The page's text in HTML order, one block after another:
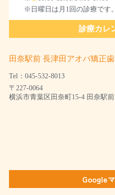
※日曜日は月1回の診療です
診療カレ
田奈駅前 長津田アオバ矯正
Tel：045-532-8013
〒227-0064
横浜市青葉区田奈町15-4 田奈駅
Google